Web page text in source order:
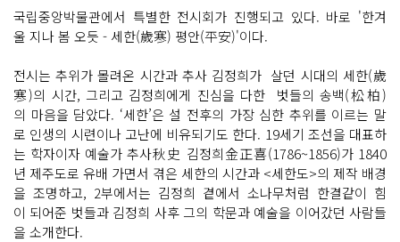
하
기
하
기
국립중앙박물관에서 특별한 전시회가 진행되고 있다. 바로 '한겨
울 지나 봄 오듯 - 세한(歲寒) 평안(平安)'이다.
전시는 추위가 몰려온 시간과 추사 김정희가 살던 시대의 세한(歲
寒)의 시간, 그리고 김정희에게 진심을 다한 벗들의 송백(松柏)
의 마음을 담았다. ‘세한’은 설 전후의 가장 심한 추위를 이르는 말
로 인생의 시련이나 고난에 비유되기도 한다. 19세기 조선을 대표하
는 학자이자 예술가 추사秋史 김정희金正喜(1786~1856)가 1840
년 제주도로 유배 가면서 겪은 세한의 시간과 <세한도>의 제작 배경
을 조명하고, 2부에서는 김정희 곁에서 소나무처럼 한결같이 힘
이 되어준 벗들과 김정희 사후 그의 학문과 예술을 이어갔던 사람들
을 소개한다.